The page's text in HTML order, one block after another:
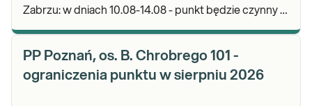
Zabrzu: w dniach 10.08-14.08 - punkt będzie czynny w
PP Poznań, os. B. Chrobrego 101 -
ograniczenia punktu w sierpniu 2026